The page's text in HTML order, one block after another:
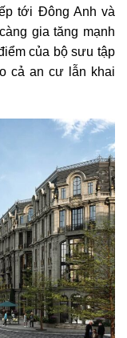
tới Đông Anh và
gia tăng mạnh
của bộ sưu tập
cả an cư lẫn khai